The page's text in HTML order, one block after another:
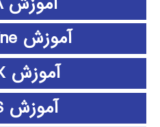
آموزش clementine
آموزش CPLEX
آموزش EDIUS